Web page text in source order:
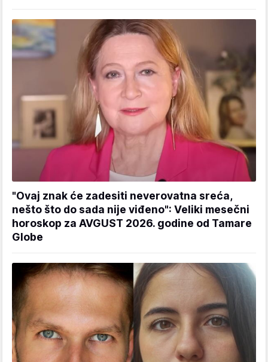
"Ovaj znak će zadesiti neverovatna sreća,
nešto što do sada nije viđeno": Veliki mesečni
horoskop za AVGUST 2026. godine od Tamare
Globe